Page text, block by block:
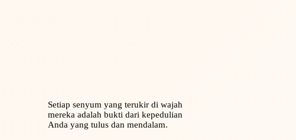
Setiap senyum yang terukir di wajah
mereka adalah bukti dari kepedulian
Anda yang tulus dan mendalam.